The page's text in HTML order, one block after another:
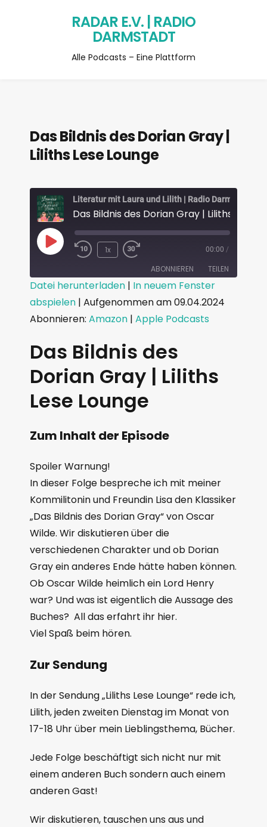
RADAR E.V. | RADIO
DARMSTADT
Alle Podcasts – Eine Plattform
Das Bildnis des Dorian Gray |
Liliths Lese Lounge
Literatur mit Laura und Lilith | Radio Darmstadt
1x 00:00 /
ABONNIEREN TEILEN
Amazon Apple Podcasts
RSS FEED
TEILEN
EMBED
Datei herunterladen | In neuem Fenster
abspielen | Aufgenommen am 09.04.2024
Abonnieren: Amazon | Apple Podcasts
Das Bildnis des
Dorian Gray | Liliths
Lese Lounge
Zum Inhalt der Episode
Spoiler Warnung!
In dieser Folge bespreche ich mit meiner
Kommilitonin und Freundin Lisa den Klassiker
„Das Bildnis des Dorian Gray“ von Oscar
Wilde. Wir diskutieren über die
verschiedenen Charakter und ob Dorian
Gray ein anderes Ende hätte haben können.
Ob Oscar Wilde heimlich ein Lord Henry
war? Und was ist eigentlich die Aussage des
Buches? All das erfahrt ihr hier.
Viel Spaß beim hören.
Zur Sendung
In der Sendung „Liliths Lese Lounge“ rede ich,
Lilith, jeden zweiten Dienstag im Monat von
17-18 Uhr über mein Lieblingsthema, Bücher.
Jede Folge beschäftigt sich nicht nur mit
einem anderen Buch sondern auch einem
anderen Gast!
Wir diskutieren, tauschen uns aus und